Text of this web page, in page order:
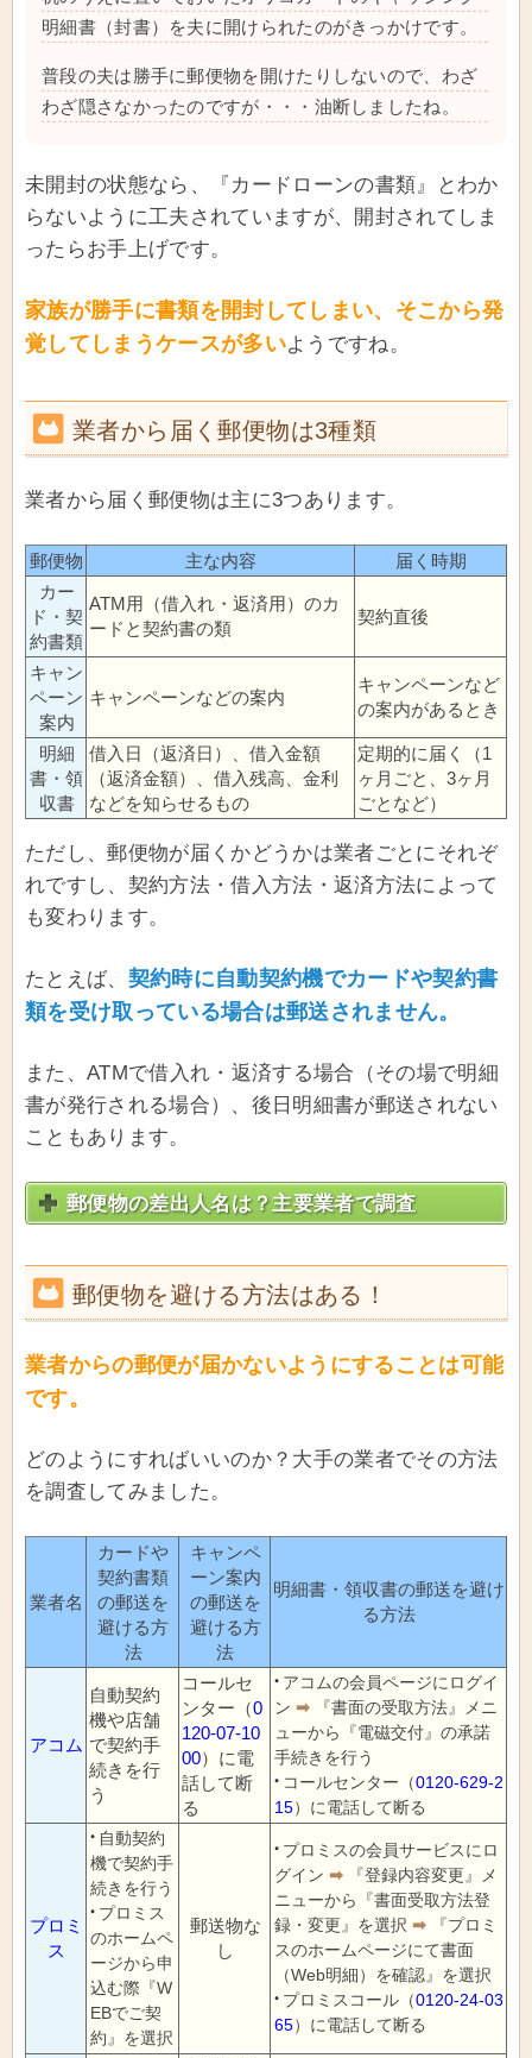
明細書（封書）を夫に開けられたのがきっかけです。
普段の夫は勝手に郵便物を開けたりしないので、わざ
わざ隠さなかったのですが・・・油断しましたね。
未開封の状態なら、『カードローンの書類』とわか
らないように工夫されていますが、開封されてしま
ったらお手上げです。
家族が勝手に書類を開封してしまい、そこから発
覚してしまうケースが多いようですね。
業者から届く郵便物は3種類
業者から届く郵便物は主に3つあります。
郵便物 主な内容
届く時期
カー
ド・契
約書類
ATM用（借入れ・返済用）のカ
ードと契約書の類
契約直後
キャン
ペーン
案内
キャンペーンなどの案内
キャンペーンなど
の案内があるとき
明細
書・領
収書
借入日（返済日）、借入金額
（返済金額）、借入残高、金利
などを知らせるもの
定期的に届く（1
ヶ月ごと、3ヶ月
ごとなど）
ただし、郵便物が届くかどうかは業者ごとにそれぞ
れですし、契約方法・借入方法・返済方法によって
も変わります。
たとえば、 契約時に自動契約機でカードや契約書
類を受け取っている場合は郵送されません。
また、ATMで借入れ・返済する場合（その場で明細
書が発行される場合）、後日明細書が郵送されない
こともあります。
郵便物の差出人名は？主要業者で調査
郵便物を避ける方法はある！
業者からの郵便が届かないようにすることは可能
です。
どのようにすればいいのか？大手の業者でその方法
を調査してみました。
業者名
カードや
契約書類
の郵送を
避ける方
法
キャンペ
ーン案内
の郵送を
避ける方
法
明細書・領収書の郵送を避け
る方法
アコム
自動契約
機や店舗
で契約手
続きを行
う
コールセ
ンター（0
120‐07‐10
00）に電
話して断
る
アコムの会員ページにログイ
ン ➡
『書面の受取方法』メニ
ューから『電磁交付』の承諾
手続きを行う
コールセンター（0120‐629‐2
15）に電話して断る
プロミ
ス
自動契約
機で契約手
続きを行う
プロミス
のホームペ
ージから申
込む際『W
EBでご契
約』を選択
郵送物な
し
プロミスの会員サービスにロ
グイン ➡
『登録内容変更』メ
ニューから『書面受取方法登
録・変更』を選択 ➡
『プロミ
スのホームページにて書面
（Web明細）を確認』を選択
プロミスコール（0120-24-03
65）に電話して断る